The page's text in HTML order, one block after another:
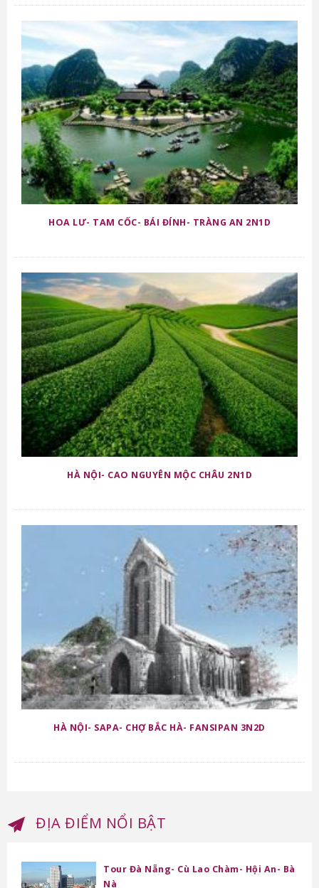
HOA LƯ- TAM CỐC- BÁI ĐÍNH- TRÀNG AN 2N1D
HÀ NỘI- CAO NGUYÊN MỘC CHÂU 2N1D
HÀ NỘI- SAPA- CHỢ BẮC HÀ- FANSIPAN 3N2D
ĐỊA ĐIỂM NỔI BẬT
Tour Đà Nẵng- Cù Lao Chàm- Hội An- Bà
Nà